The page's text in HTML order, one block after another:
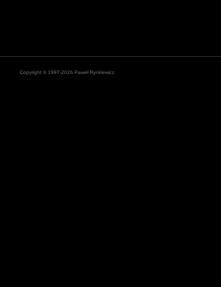
Copyright © 1997-2026 Paweł Rynkiewicz